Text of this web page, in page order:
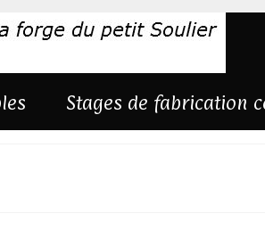
Stages de fabrication